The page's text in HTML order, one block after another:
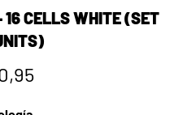
16 CELLS WHITE (SET